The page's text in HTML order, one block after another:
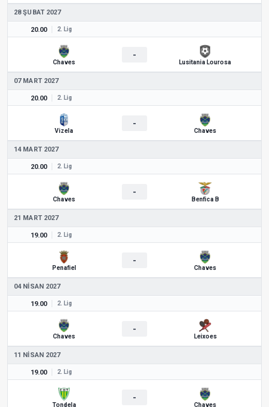
28 ŞUBAT 2027
20.00 2. Lig
Chaves
-
Lusitania Lourosa
07 MART 2027
20.00 2. Lig
Vizela
-
Chaves
14 MART 2027
20.00 2. Lig
Chaves
-
Benfica B
21 MART 2027
19.00 2. Lig
Penafiel
-
Chaves
04 NISAN 2027
19.00 2. Lig
Chaves
-
Leixoes
11 NISAN 2027
19.00 2. Lig
Tondela
-
Chaves